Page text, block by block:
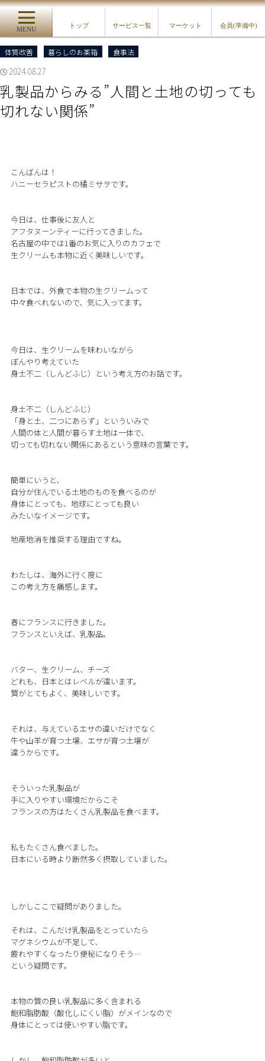
MENU
トップ サービス一覧 マーケット 会員(準備中)
体質改善 暮らしのお薬箱 食事法
2024.08.27
乳製品からみる”人間と土地の切っても
切れない関係”
こんばんは！
ハニーセラピストの橘ミサヲです。
今日は、仕事後に友人と
アフタヌーンティーに行ってきました。
名古屋の中では1番のお気に入りのカフェで
生クリームも本物に近く美味しいです。
日本では、外食で本物の生クリームって
中々食べれないので、気に入ってます。
今日は、生クリームを味わいながら
ぼんやり考えていた
身土不二（しんどふじ）という考え方のお話です。
身土不二（しんどふじ）
「身と土、二つにあらず」といういみで
人間の体と人間が暮らす土地は一体で、
切っても切れない関係にあるという意味の言葉です。
簡単にいうと、
自分が住んでいる土地のものを食べるのが
身体にとっても、地球にとっても良い
みたいなイメージです。
地産地消を推奨する理由ですね。
わたしは、海外に行く度に
この考え方を痛感します。
春にフランスに行きました。
フランスといえば、乳製品。
バター、生クリーム、チーズ
どれも、日本とはレベルが違います。
質がとてもよく、美味しいです。
それは、与えているエサの違いだけでなく
牛や山羊が育つ土壌、エサが育つ土壌が
違うからです。
そういった乳製品が
手に入りやすい環境だからこそ
フランスの方はたくさん乳製品を食べます。
私もたくさん食べました。
日本にいる時より断然多く摂取していました。
しかしここで疑問がありました。
それは、こんだけ乳製品をとっていたら
マグネシウムが不足して、
疲れやすくなったり便秘になりそう…
という疑問です。
本物の質の良い乳製品に多く含まれる
飽和脂肪酸（酸化しにくい脂）がメインなので
身体にとっては使いやすい脂です。